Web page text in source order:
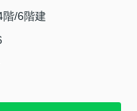
階/6階建